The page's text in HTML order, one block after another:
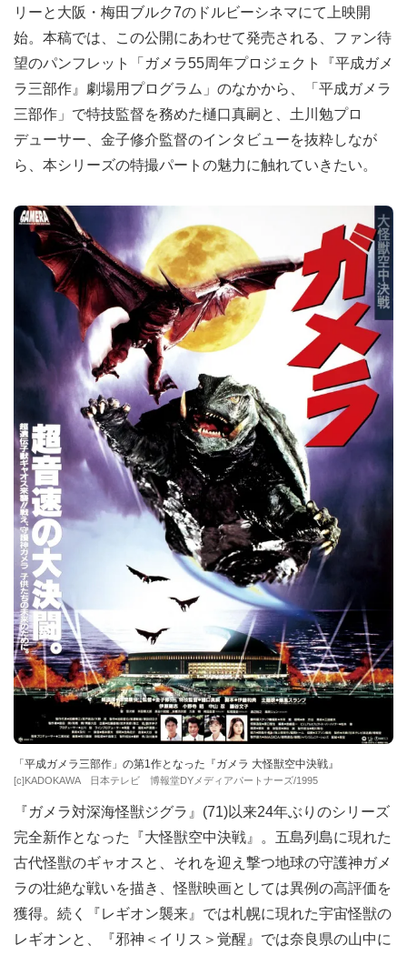
リーと大阪・梅田ブルク7のドルビーシネマにて上映開
始。本稿では、この公開にあわせて発売される、ファン待
望のパンフレット「ガメラ55周年プロジェクト『平成ガメ
ラ三部作』劇場用プログラム」のなかから、「平成ガメラ
三部作」で特技監督を務めた樋口真嗣と、土川勉プロ
デューサー、金子修介監督のインタビューを抜粋しなが
ら、本シリーズの特撮パートの魅力に触れていきたい。
「平成ガメラ三部作」の第1作となった『ガメラ 大怪獣空中決戦』
[c]KADOKAWA 日本テレビ 博報堂DYメディアパートナーズ/1995
『ガメラ対深海怪獣ジグラ』(71)以来24年ぶりのシリーズ
完全新作となった『大怪獣空中決戦』。五島列島に現れた
古代怪獣のギャオスと、それを迎え撃つ地球の守護神ガメ
ラの壮絶な戦いを描き、怪獣映画としては異例の高評価を
獲得。続く『レギオン襲来』では札幌に現れた宇宙怪獣の
レギオンと、『邪神＜イリス＞覚醒』では奈良県の山中に